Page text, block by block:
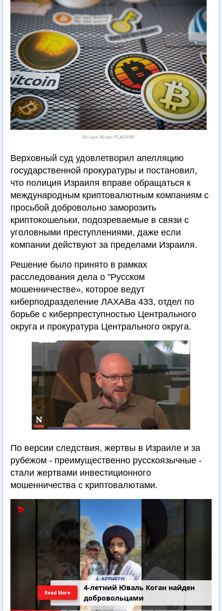
Miriam Alster/FLASH90
Верховный суд удовлетворил апелляцию
государственной прокуратуры и постановил,
что полиция Израиля вправе обращаться к
международным криптовалютным компаниям с
просьбой добровольно заморозить
криптокошельки, подозреваемые в связи с
уголовными преступлениями, даже если
компании действуют за пределами Израиля.
Решение было принято в рамках
расследования дела о "Русском
мошенничестве», которое ведут
киберподразделение ЛАХАВа 433, отдел по
борьбе с киберпреступностью Центрального
округа и прокуратура Центрального округа.
По версии следствия, жертвы в Израиле и за
рубежом - преимущественно русскоязычные -
стали жертвами инвестиционного
мошенничества с криптовалютами.
4-летний Юваль Коган найден
добровольцами
Read More